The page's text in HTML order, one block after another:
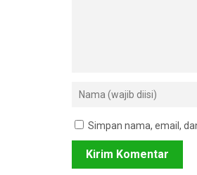
Simpan nama, email,